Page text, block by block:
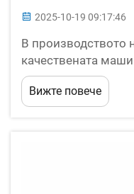
2025-10-19 09:17:46
В производството
качествената
от решаващо
процес.
забавят
Вижте повече